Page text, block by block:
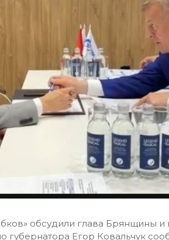
обсудили глава Брянщины
Егор Ковальчук